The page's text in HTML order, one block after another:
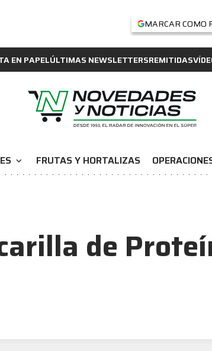
MARCAR COMO
EN PAPELÚLTIMAS NEWSLETTERSREMITIDAS
expand_more FRUTAS Y HORTALIZAS
de